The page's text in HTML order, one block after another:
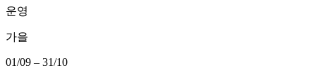
운영
가을
01/09 – 31/10